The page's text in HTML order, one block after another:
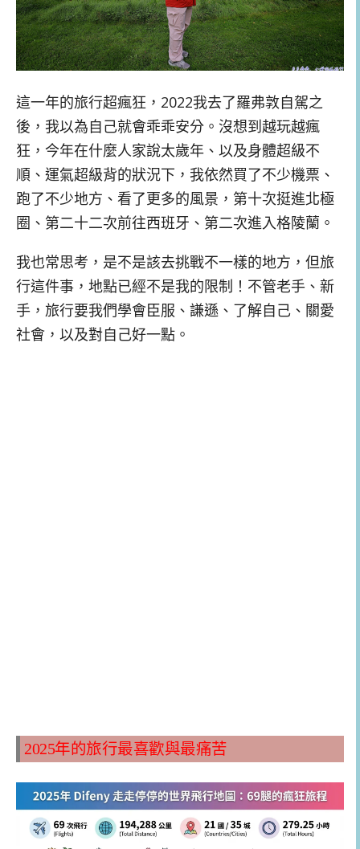
這一年的旅行超瘋狂，2022我去了羅弗敦自駕之
後，我以為自己就會乖乖安分。沒想到越玩越瘋
狂，今年在什麼人家說太歲年、以及身體超級不
順、運氣超級背的狀況下，我依然買了不少機票、
跑了不少地方、看了更多的風景，第十次挺進北極
圈、第二十二次前往西班牙、第二次進入格陵蘭。
我也常思考，是不是該去挑戰不一樣的地方，但旅
行這件事，地點已經不是我的限制！不管老手、新
手，旅行要我們學會臣服、謙遜、了解自己、關愛
社會，以及對自己好一點。
2025年的旅行最喜歡與最痛苦